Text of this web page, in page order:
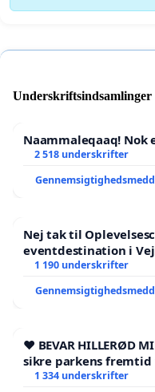
Naammaleqaaq! Nok
2 518 underskrifter
Nej tak til
eventdestination i
lokalområde i balance
1 190 underskrifter
❤️ BEVAR HILLERØD
sikre parkens
1 334 underskrifter